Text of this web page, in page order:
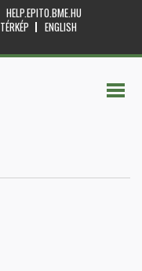
HELP.EPITO.BME.HU
TÉRKÉP
ENGLISH